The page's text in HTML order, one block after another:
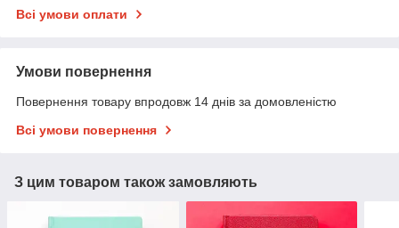
Всі умови оплати
Умови повернення
Повернення товару впродовж 14 днів за домовленістю
Всі умови повернення
З цим товаром також замовляють